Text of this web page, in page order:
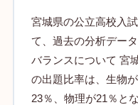
宮城県の公立高校入
て、過去の分析デー
バランスについて 宮
の出題比率は、生物
23％、物理が21％と